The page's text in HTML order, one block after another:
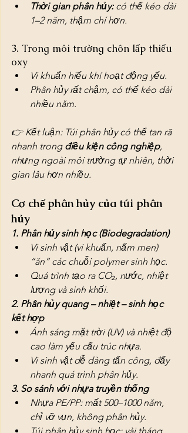
Thời gian phân hủy: có thể kéo dài
1–2 năm, thậm chí hơn.
3. Trong môi trường chôn lấp thiếu
oxy
Vi khuẩn hiếu khí hoạt động yếu.
Phân hủy rất chậm, có thể kéo dài
nhiều năm.
👉 Kết luận: Túi phân hủy có thể tan rã
nhanh trong điều kiện công nghiệp,
nhưng ngoài môi trường tự nhiên, thời
gian lâu hơn nhiều.
Cơ chế phân hủy của túi phân
hủy
1. Phân hủy sinh học (Biodegradation)
Vi sinh vật (vi khuẩn, nấm men)
“ăn” các chuỗi polymer sinh học.
Quá trình tạo ra CO₂, nước, nhiệt
lượng và sinh khối.
2. Phân hủy quang – nhiệt – sinh học
kết hợp
Ánh sáng mặt trời (UV) và nhiệt độ
cao làm yếu cấu trúc nhựa.
Vi sinh vật dễ dàng tấn công, đẩy
nhanh quá trình phân hủy.
3. So sánh với nhựa truyền thống
Nhựa PE/PP: mất 500–1000 năm,
chỉ vỡ vụn, không phân hủy.